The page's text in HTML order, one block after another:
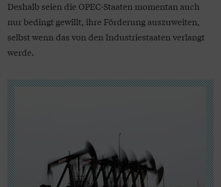
Deshalb seien die OPEC-Staaten momentan auch
nur bedingt gewillt, ihre Förderung auszuweiten,
selbst wenn das von den Industriestaaten verlangt
werde.